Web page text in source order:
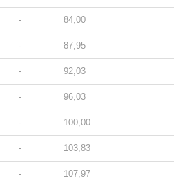
- 84,00
- 87,95
- 92,03
- 96,03
- 100,00
- 103,83
- 107,97